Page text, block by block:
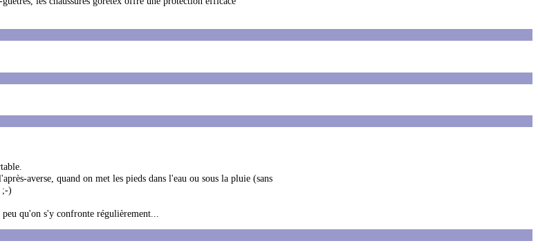
averse, quand on met les pieds dans l'eau ou sous la pluie (sans
;-)
qu'on s'y confronte régulièrement...